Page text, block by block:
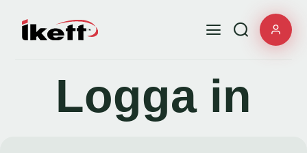
Logga in